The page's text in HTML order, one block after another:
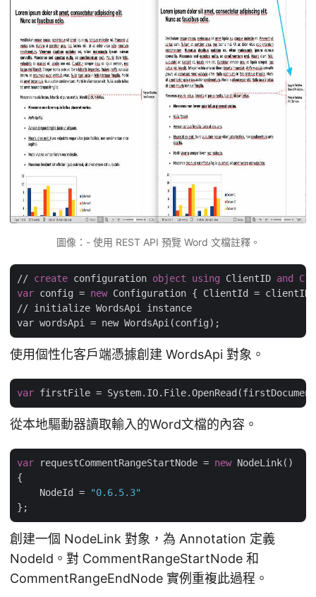
圖像：- 使用 REST API 預覽 Word 文檔註釋。
// create configuration object using ClientID and
var config = new Configuration { ClientId =
// initialize WordsApi instance
使用個性化客戶端憑據創建 WordsApi 對象。
var
從本地驅動器讀取輸入的Word文檔的內容。
var requestCommentRangeStartNode = new NodeLink()
{
    NodeId =
"0.6.5.3"
創建一個 NodeLink 對象，為 Annotation 定義
NodeId。對 CommentRangeStartNode 和
CommentRangeEndNode 實例重複此過程。